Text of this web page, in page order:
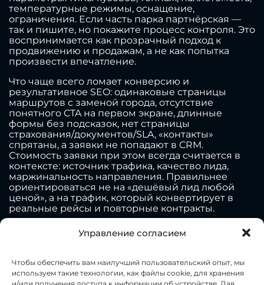
Управление согласием
Чтобы обеспечить вам наилучший пользовательский опыт, мы
используем такие технологии, как файлы cookie, для хранения
температурные режимы, оснащение,
ограничения. Если часть парка партнёрская —
так и пишите, но покажите процесс контроля. Это
воспринимается как прозрачный подход к
продвижению и продажам, а не как попытка
произвести впечатление.
Что чаще всего ломает конверсию и
результативное SEO: одинаковые страницы
маршрутов с заменой города, отсутствие
понятного CTA на первом экране, длинные
формы без подсказок, нет страницы
страхования/документов/SLA, «контакты»
спрятаны, а заявки не попадают в CRM.
Стоимость заявки при этом всегда считается в
контексте: источник трафика, качество лида,
маржинальность направления. Правильнее
ориентироваться не на «дешёвый лид любой
ценой», а на трафик, который конвертирует в
реальные рейсы и повторные контракты.
<img src=”https://web-raketa.com/wp-
content/uploads/2026/06/sait-dlya-
logistike.png” alt=”FAQ: частые вопросы
просайт для логистической компании
(структура, SEO, контент, стоимость